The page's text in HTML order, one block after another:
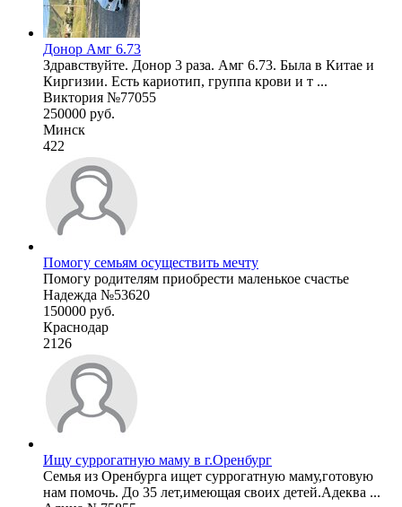
Донор Амг 6.73
Здравствуйте. Донор 3 раза. Амг 6.73. Была в Китае и
Киргизии. Есть кариотип, группа крови и т ...
Виктория №77055
250000 руб.
Минск
422
Помогу семьям осуществить мечту
Помогу родителям приобрести маленькое счастье
Надежда №53620
150000 руб.
Краснодар
2126
Ищу суррогатную маму в г.Оренбург
Семья из Оренбурга ищет суррогатную маму,готовую
нам помочь. До 35 лет,имеющая своих детей.Адеква ...